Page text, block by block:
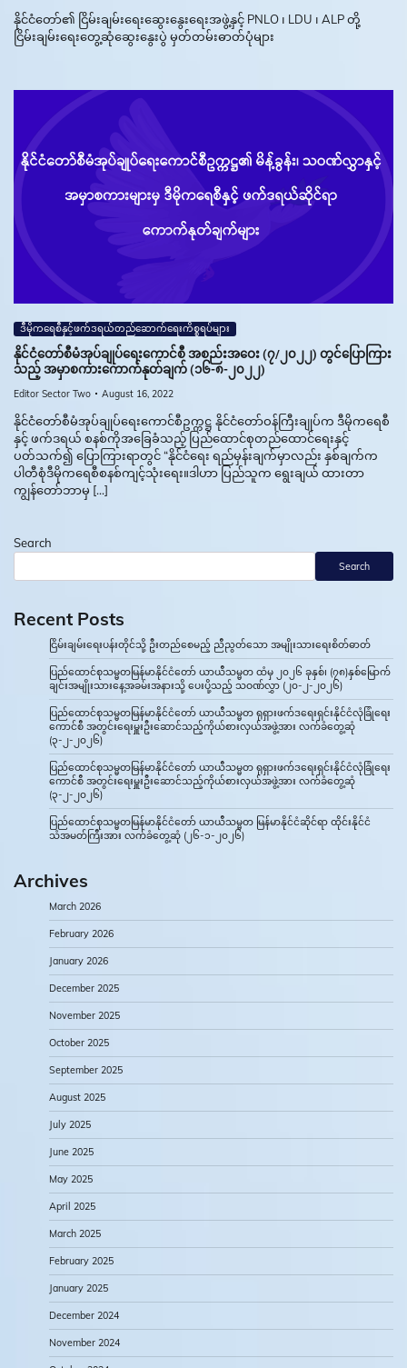
နိုင်ငံတော်၏ ငြိမ်းချမ်းရေးဆွေးနွေးရေးအဖွဲ့နှင့် PNLO ၊ LDU ၊ ALP တို့
ငြိမ်းချမ်းရေးတွေ့ဆုံဆွေးနွေးပွဲ မှတ်တမ်းဓာတ်ပုံများ
ဒီမိုကရေစီနှင့်ဖက်ဒရယ်တည်ဆောက်‌ရေးကိစ္စရပ်များ
နိုင်ငံတော်စီမံအုပ်ချုပ်ရေးကောင်စီ အစည်းအဝေး (၇/၂၀၂၂) တွင်ပြောကြား
သည့် အမှာစကားကောက်နုတ်ချက် (၁၆-၈-၂၀၂၂)
Editor Sector Two August 16, 2022
နိုင်ငံတော်စီမံအုပ်ချုပ်ရေးကောင်စီဥက္ကဋ္ဌ နိုင်ငံတော်ဝန်ကြီးချုပ်က ဒီမိုကရေစီ
နှင့် ဖက်ဒရယ် စနစ်ကိုအခြေခံသည့် ပြည်ထောင်စုတည်ထောင်ရေးနှင့်
ပတ်သက်၍ ပြောကြားရာတွင် “နိုင်ငံရေး ရည်မှန်းချက်မှာလည်း နှစ်ချက်က
ပါတီစုံဒီမိုကရေစီစနစ်ကျင့်သုံးရေး။ဒါဟာ ပြည်သူက ရွေးချယ် ထားတာ
ကျွန်တော်ဘာမှ […]
Search
Search
Recent Posts
ငြိမ်းချမ်းရေးပန်းတိုင်သို့ ဦးတည်စေမည့် ညီညွတ်သော အမျိုးသားရေးစိတ်ဓာတ်
ပြည်ထောင်စုသမ္မတမြန်မာနိုင်ငံတော် ယာယီသမ္မတ ထံမှ ၂၀၂၆ ခုနှစ်၊ (၇၈)နှစ်မြောက်
ချင်းအမျိုးသားနေ့အခမ်းအနားသို့ ပေးပို့သည့် သဝဏ်လွှာ (၂၀-၂-၂၀၂၆)
ပြည်ထောင်စုသမ္မတမြန်မာနိုင်ငံတော် ယာယီသမ္မတ ရုရှားဖက်ဒရေးရှင်းနိုင်ငံလုံခြုံရေး
ကောင်စီ အတွင်းရေးမှူးဦးဆောင်သည့်ကိုယ်စားလှယ်အဖွဲ့အား လက်ခံတွေ့ဆုံ
(၃-၂-၂၀၂၆)
ပြည်ထောင်စုသမ္မတမြန်မာနိုင်ငံတော် ယာယီသမ္မတ ရုရှားဖက်ဒရေးရှင်းနိုင်ငံလုံခြုံရေး
ကောင်စီ အတွင်းရေးမှူးဦးဆောင်သည့်ကိုယ်စားလှယ်အဖွဲ့အား လက်ခံတွေ့ဆုံ
(၃-၂-၂၀၂၆)
ပြည်ထောင်စုသမ္မတမြန်မာနိုင်ငံတော် ယာယီသမ္မတ မြန်မာနိုင်ငံဆိုင်ရာ ထိုင်းနိုင်ငံ
သံအမတ်ကြီးအား လက်ခံတွေ့ဆုံ (၂၆-၁-၂၀၂၆)
Archives
March 2026
February 2026
January 2026
December 2025
November 2025
October 2025
September 2025
August 2025
July 2025
June 2025
May 2025
April 2025
March 2025
February 2025
January 2025
December 2024
November 2024